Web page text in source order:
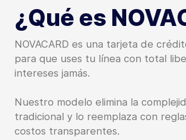
¿Qué es
NOVACARD es una tarjeta de
para que uses tu línea con total
intereses jamás.
Nuestro modelo elimina la
tradicional y lo reemplaza con
costos transparentes.